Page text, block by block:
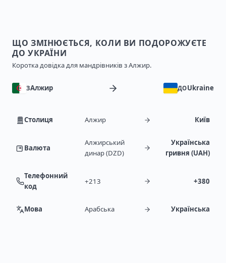
ЩО ЗМІНЮЄТЬСЯ, КОЛИ ВИ ПОДОРОЖУЄТЕ
ДО УКРАЇНИ
Коротка довідка для мандрівників з Алжир.
ЗАлжир ДОUkraine
Столиця Алжир Київ
Валюта
Алжирський
динар (DZD)
Українська
гривня (UAH)
Телефонний
код
+213 +380
Мова Арабська Українська